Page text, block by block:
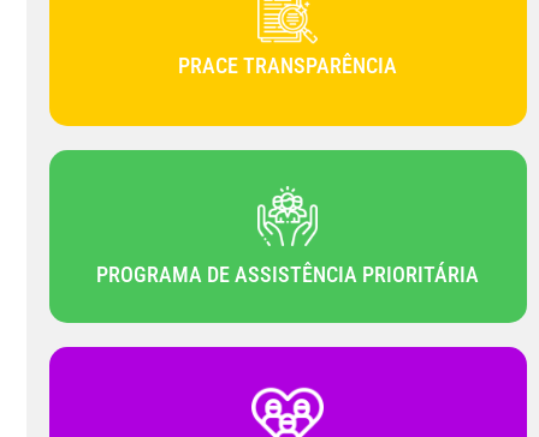
PRACE TRANSPARÊNCIA
PROGRAMA DE ASSISTÊNCIA PRIORITÁRIA